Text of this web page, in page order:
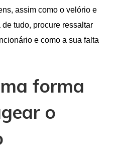
assim como o velório e
tudo, procure ressaltar
e como a sua falta
forma
o